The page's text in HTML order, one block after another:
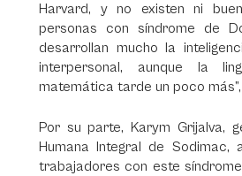
Harvard, y no existen ni
personas con síndrome de
desarrollan mucho la
interpersonal, aunque la
matemática tarde un poco
Por su parte, Karym Grijalva,
Humana Integral de Sodimac,
trabajadores con este